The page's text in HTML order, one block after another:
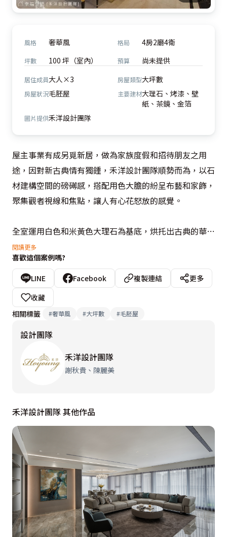
風格 奢華風 格局 4房2廳4衛
坪數 100 坪（室內） 預算 尚未提供
居住成員大人×3 房屋類型大坪數
房屋狀況毛胚屋 主要建材大理石、烤漆、壁
紙、茶鏡、金箔
圖片提供禾洋設計團隊
屋主事業有成另覓新居，做為家族度假和招待朋友之用
途，因對新古典情有獨鍾，禾洋設計團隊順勢而為，以石
材建構空間的磅礡感，搭配用色大膽的紛呈布藝和家飾，
聚集觀者視線和焦點，讓人有心花怒放的感覺。
全室運用白色和米黃色大理石為基底，烘托出古典的華
麗、奢華感，牆上一幅幅牡丹花鳥圖剪畫，彷彿與石材融
為一體，以馬賽克拼貼出活靈活現的姿態，帶來「五福臨
門」的象徵意涵；或是在金箔上面作畫彩繪，形成「喜上
眉梢」的吉祥意境。為了柔軟石材硬朗的感覺，大膽選用
紅色、藍色絨布軟件做跳色，交織出紛呈亮眼的視覺效
閱讀更多
喜歡這個案例嗎?
LINE Facebook 複製連結
更多
收藏
相關標籤
#奢華風 #大坪數 #毛胚屋
設計團隊
禾洋設計團隊
謝秋貴、陳麗美
禾洋設計團隊 其他作品